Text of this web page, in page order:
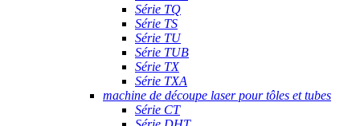
Série TQ
Série TS
Série TU
Série TUB
Série TX
Série TXA
machine de découpe laser pour tôles et tubes
Série CT